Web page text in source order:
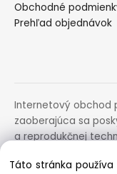
Obchodné
Prehľad objednávok
Internetový obchod
zaoberajúca sa
a reprodukčnej
zariadení.
Táto stránka